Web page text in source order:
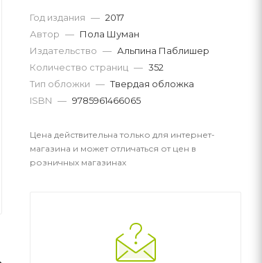
Год издания — 2017
Автор — Пола Шуман
Издательство — Альпина Паблишер
Количество страниц — 352
Тип обложки — Твердая обложка
ISBN — 9785961466065
Цена действительна только для интернет-
магазина и может отличаться от цен в
розничных магазинах